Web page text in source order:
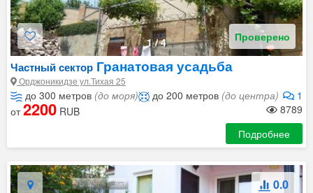
1/4 Проверено
Частный сектор Гранатовая усадьба
Орджоникидзе ул.Тихая 25
до 300 метров (до моря) 1
до 200 метров (до центра)
8789
от2200 RUB
Подробнее
0.0